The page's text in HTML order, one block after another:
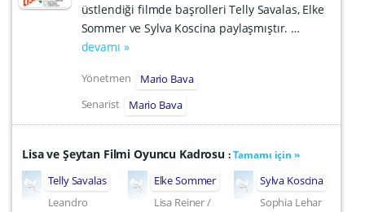
üstlendiği filmde başrolleri Telly Savalas, Elke
Sommer ve Sylva Koscina paylaşmıştır. …
devamı »
Yönetmen
Mario Bava
Senarist
Mario Bava
Lisa ve Şeytan Filmi Oyuncu Kadrosu :Tamamı için »
Telly Savalas
Leandro
Elke Sommer
Lisa Reiner /
Sylva Koscina
Sophia Lehar